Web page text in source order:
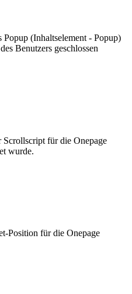
Popup (Inhaltselement - Popup)
Benutzers geschlossen
Scrollscript für die Onepage
wurde.
Position für die Onepage